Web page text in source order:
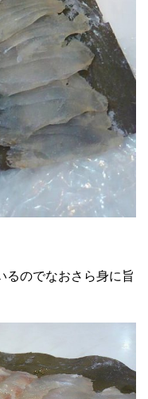
るのでなおさら身に旨